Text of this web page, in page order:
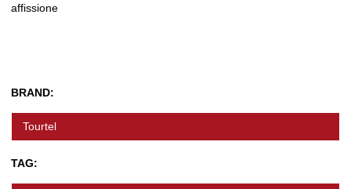
affissione
BRAND:
Tourtel
TAG: